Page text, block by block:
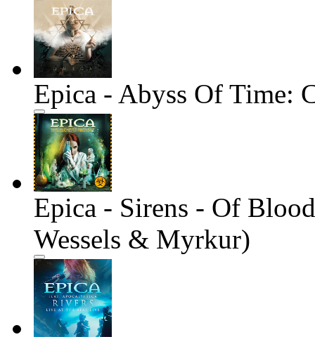
Epica - Abyss Of Time:
Epica - Sirens - Of
Wessels & Myrkur)